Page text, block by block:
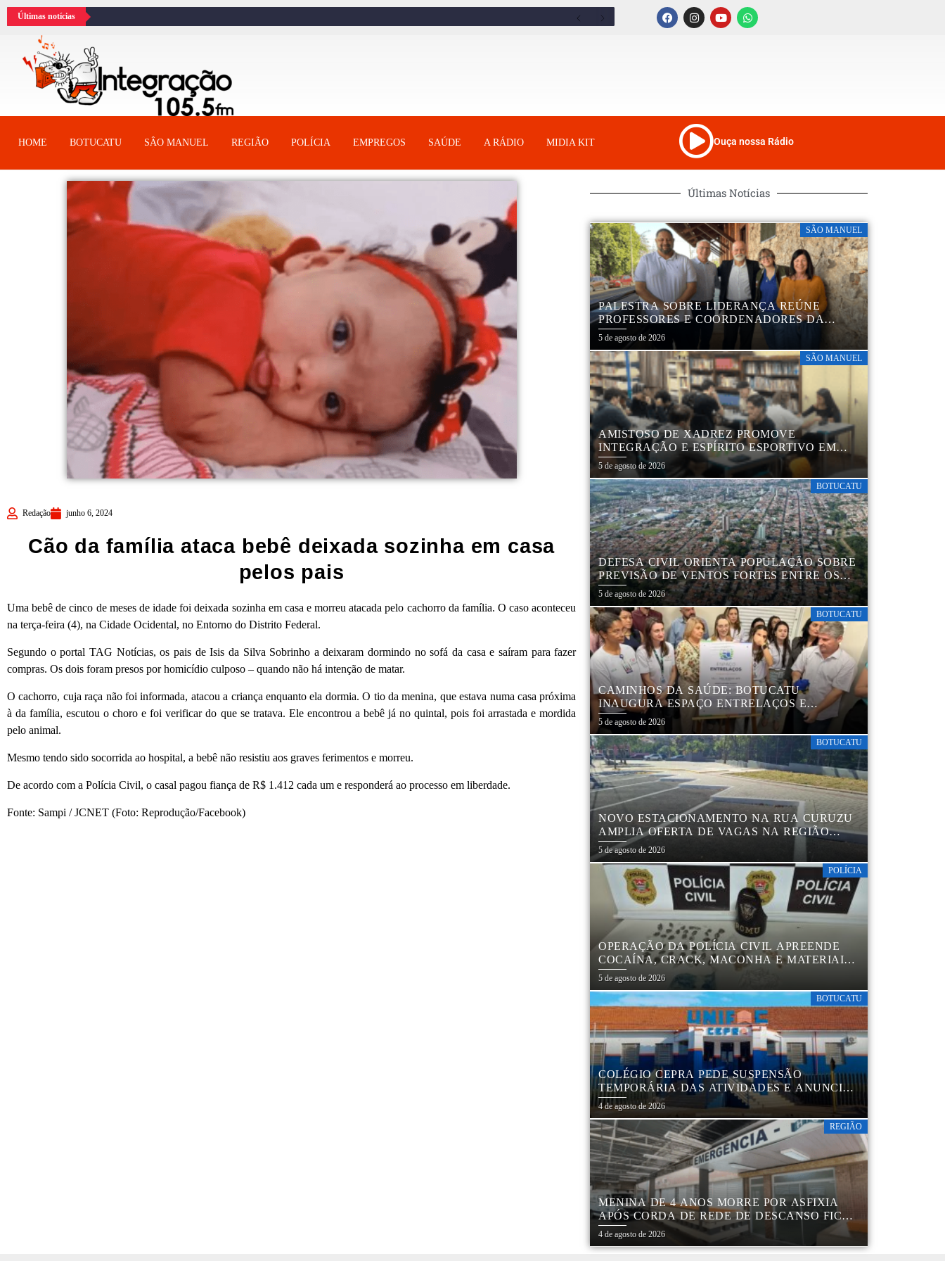
Últimas notícias
HOME BOTUCATU SÂO MANUEL REGIÃO POLÍCIA EMPREGOS SAÚDE A RÁDIO MIDIA KIT Ouça nossa Rádio
Redação junho 6, 2024
Cão da família ataca bebê deixada sozinha em casa
pelos pais
Uma bebê de cinco de meses de idade foi deixada sozinha em casa e morreu atacada pelo cachorro da família. O caso aconteceu
na terça-feira (4), na Cidade Ocidental, no Entorno do Distrito Federal.
Segundo o portal TAG Notícias, os pais de Isis da Silva Sobrinho a deixaram dormindo no sofá da casa e saíram para fazer
compras. Os dois foram presos por homicídio culposo – quando não há intenção de matar.
O cachorro, cuja raça não foi informada, atacou a criança enquanto ela dormia. O tio da menina, que estava numa casa próxima
à da família, escutou o choro e foi verificar do que se tratava. Ele encontrou a bebê já no quintal, pois foi arrastada e mordida
pelo animal.
Mesmo tendo sido socorrida ao hospital, a bebê não resistiu aos graves ferimentos e morreu.
De acordo com a Polícia Civil, o casal pagou fiança de R$ 1.412 cada um e responderá ao processo em liberdade.
Fonte: Sampi / JCNET (Foto: Reprodução/Facebook)
Últimas Notícias
SÃO MANUEL
PALESTRA SOBRE LIDERANÇA REÚNE
PROFESSORES E COORDENADORES DA
REDE MUNICIPAL
5 de agosto de 2026
SÃO MANUEL
AMISTOSO DE XADREZ PROMOVE
INTEGRAÇÃO E ESPÍRITO ESPORTIVO EM
SÃO MANUEL
5 de agosto de 2026
BOTUCATU
DEFESA CIVIL ORIENTA POPULAÇÃO SOBRE
PREVISÃO DE VENTOS FORTES ENTRE OS
DIAS 6 E 9 DE AGOSTO
5 de agosto de 2026
BOTUCATU
CAMINHOS DA SAÚDE: BOTUCATU
INAUGURA ESPAÇO ENTRELAÇOS E
FORTALECE O CUIDADO ESPECIALIZADO
COM CRIANÇAS E FAMÍLIAS
5 de agosto de 2026
BOTUCATU
NOVO ESTACIONAMENTO NA RUA CURUZU
AMPLIA OFERTA DE VAGAS NA REGIÃO
CENTRAL
5 de agosto de 2026
POLÍCIA
OPERAÇÃO DA POLÍCIA CIVIL APREENDE
COCAÍNA, CRACK, MACONHA E MATERIAIS
PARA EMBALAR DROGAS EM BOTUCATU
5 de agosto de 2026
BOTUCATU
COLÉGIO CEPRA PEDE SUSPENSÃO
TEMPORÁRIA DAS ATIVIDADES E ANUNCIA
REESTRUTURAÇÃO EM BOTUCATU
4 de agosto de 2026
REGIÃO
MENINA DE 4 ANOS MORRE POR ASFIXIA
APÓS CORDA DE REDE DE DESCANSO FICAR
PRESA AO PESCOÇO EM MARÍLIA
4 de agosto de 2026